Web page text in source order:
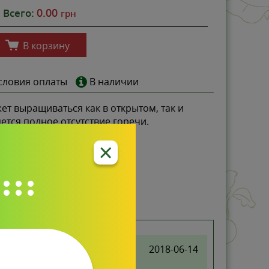
Всего: 0.00 грн
В корзину
оплаты
В наличии
выращиваться как в открытом, так и
полное отсутствие горечи.
2018-06-14